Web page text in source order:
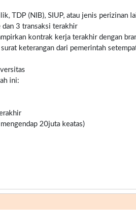
TDP (NIB), SIUP, atau jenis perizinan
3 transaksi terakhir
kontrak kerja terakhir dengan
keterangan dari pemerintah
ini:
20juta keatas)